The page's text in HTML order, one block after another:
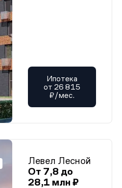
Ипотека
от 26 815
₽/мес.
Левел Лесной
От 7,8 до
28,1 млн ₽